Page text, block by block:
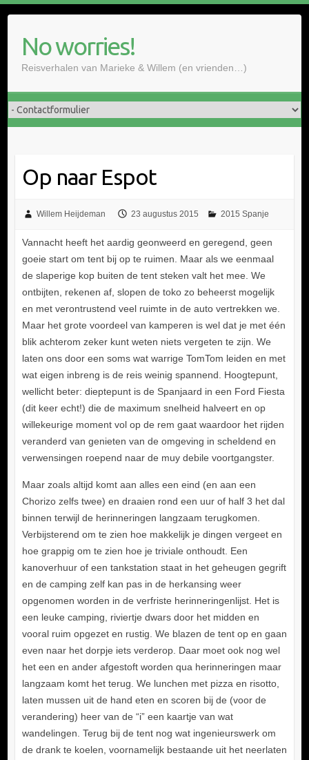
inhoudNo worries!
Reisverhalen van Marieke & Willem (en vrienden…)
Op naar Espot
Willem Heijdeman 23 augustus 2015 2015 Spanje
Vannacht heeft het aardig geonweerd en geregend, geen
goeie start om tent bij op te ruimen. Maar als we eenmaal
de slaperige kop buiten de tent steken valt het mee. We
ontbijten, rekenen af, slopen de toko zo beheerst mogelijk
en met verontrustend veel ruimte in de auto vertrekken we.
Maar het grote voordeel van kamperen is wel dat je met één
blik achterom zeker kunt weten niets vergeten te zijn. We
laten ons door een soms wat warrige TomTom leiden en met
wat eigen inbreng is de reis weinig spannend. Hoogtepunt,
wellicht beter: dieptepunt is de Spanjaard in een Ford Fiesta
(dit keer echt!) die de maximum snelheid halveert en op
willekeurige moment vol op de rem gaat waardoor het rijden
veranderd van genieten van de omgeving in scheldend en
verwensingen roepend naar de muy debile voortgangster.
Maar zoals altijd komt aan alles een eind (en aan een
Chorizo zelfs twee) en draaien rond een uur of half 3 het dal
binnen terwijl de herinneringen langzaam terugkomen.
Verbijsterend om te zien hoe makkelijk je dingen vergeet en
hoe grappig om te zien hoe je triviale onthoudt. Een
kanoverhuur of een tankstation staat in het geheugen gegrift
en de camping zelf kan pas in de herkansing weer
opgenomen worden in de verfriste herinneringenlijst. Het is
een leuke camping, riviertje dwars door het midden en
vooral ruim opgezet en rustig. We blazen de tent op en gaan
even naar het dorpje iets verderop. Daar moet ook nog wel
het een en ander afgestoft worden qua herinneringen maar
langzaam komt het terug. We lunchen met pizza en risotto,
laten mussen uit de hand eten en scoren bij de (voor de
verandering) heer van de “i” een kaartje van wat
wandelingen. Terug bij de tent nog wat ingenieurswerk om
de drank te koelen, voornamelijk bestaande uit het neerlaten